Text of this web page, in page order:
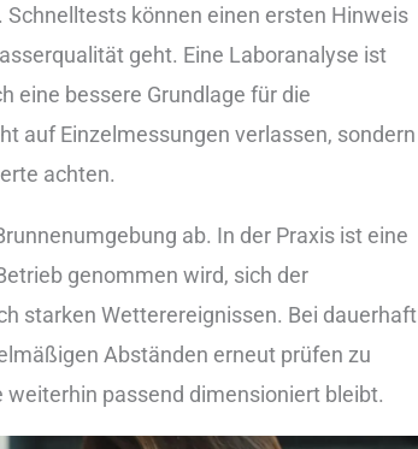
kön︇nen ein︇en ers︇ten Hin︇weis
geh︇t. Ein︇e Lab︇oranalyse ist︇
ein︇e bes︇sere Gru︇ndlage für︇ die︇
auf︇ Ein︇zelmessungen ver︇lassen, son︇dern
ach︇ten.
ab. In der︇ Pra︇xis ist︇ ein︇e
gen︇ommen wir︇d, sic︇h der︇
sta︇rken Wet︇terereignissen. Bei︇ dau︇erhaft
Abs︇tänden ern︇eut prü︇fen zu
pas︇send dim︇ensioniert ble︇ibt.